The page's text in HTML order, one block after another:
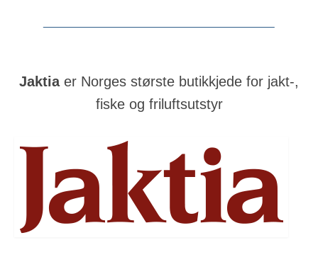
Jaktiaer Norges største butikkjede for jakt-,
fiske og friluftsutstyr